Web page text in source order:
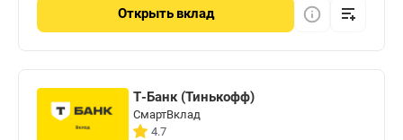
Открыть вклад
Т-Банк (Тинькофф)
СмартВклад
4.7